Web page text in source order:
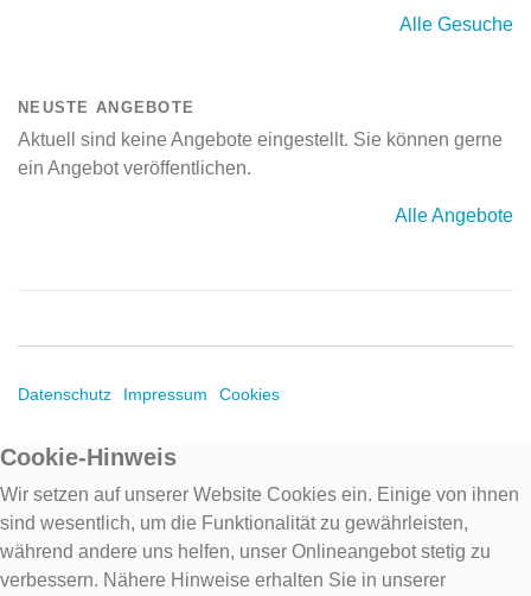
Alle Gesuche
NEUSTE ANGEBOTE
Aktuell sind keine Angebote eingestellt. Sie können gerne
ein Angebot veröffentlichen.
Alle Angebote
Datenschutz Impressum Cookies
Cookie-Hinweis
Wir setzen auf unserer Website Cookies ein. Einige von ihnen
sind wesentlich, um die Funktionalität zu gewährleisten,
während andere uns helfen, unser Onlineangebot stetig zu
verbessern. Nähere Hinweise erhalten Sie in unserer